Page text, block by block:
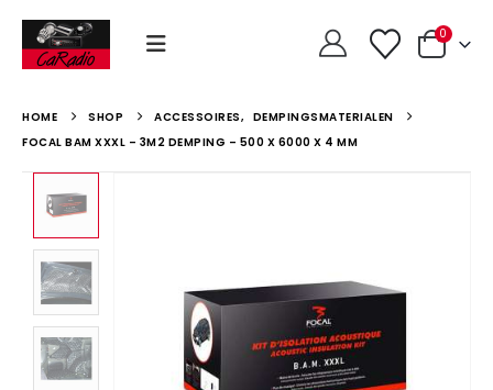
0
HOME SHOP ACCESSOIRES, DEMPINGSMATERIALEN
FOCAL BAM XXXL – 3M2 DEMPING – 500 X 6000 X 4 MM